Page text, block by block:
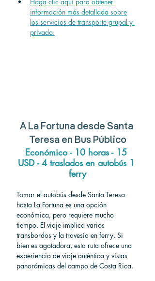
información más detallada sobre
los servicios de transporte grupal y
privado.
A La Fortuna desde Santa
Teresa en Bus Público
Económico - 10 horas - 15
USD - 4 traslados en autobús 1
ferry
Tomar el autobús desde Santa Teresa
hasta La Fortuna es una opción
económica, pero requiere mucho
tiempo. El viaje implica varios
transbordos y la travesía en ferry. Si
bien es agotadora, esta ruta ofrece una
experiencia de viaje auténtica y vistas
panorámicas del campo de Costa Rica.